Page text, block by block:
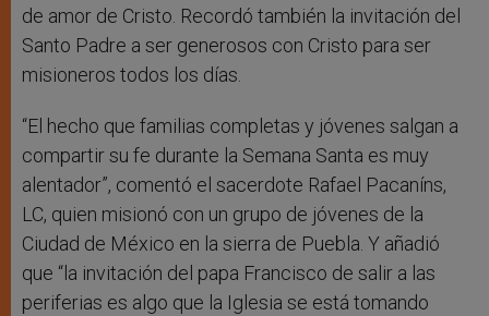
de amor de Cristo. Recordó también la invitación del
Santo Padre a ser generosos con Cristo para ser
misioneros todos los días.
“El hecho que familias completas y jóvenes salgan a
compartir su fe durante la Semana Santa es muy
alentador”, comentó el sacerdote Rafael Pacaníns,
LC, quien misionó con un grupo de jóvenes de la
Ciudad de México en la sierra de Puebla. Y añadió
que “la invitación del papa Francisco de salir a las
periferias es algo que la Iglesia se está tomando